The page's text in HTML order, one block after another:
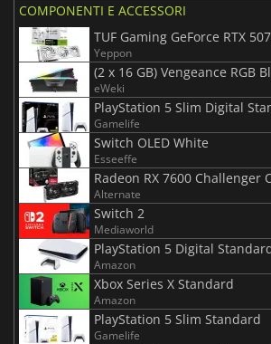
COMPONENTI E ACCESSORI
Yeppon
eWeki
PlayStation 5 Slim Digital
Gamelife
Switch OLED White
Esseeffe
Radeon RX 7600 Challenger
Alternate
Switch 2
Mediaworld
PlayStation 5 Digital
Amazon
Xbox Series X Standard
Amazon
PlayStation 5 Slim Standard
Gamelife